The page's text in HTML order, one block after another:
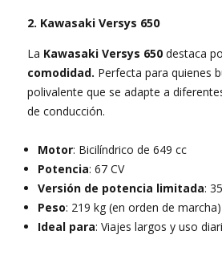
2. Kawasaki Versys 650
La Kawasaki Versys 650 destaca
comodidad. Perfecta para quienes
polivalente que se adapte a
de conducción.
Motor: Bicilíndrico de 649 cc
Potencia: 67 CV
Versión de potencia limitada:
Peso: 219 kg (en orden de marcha)
Ideal para: Viajes largos y uso